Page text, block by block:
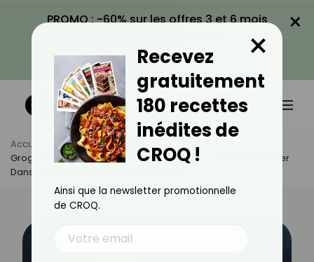
PROMO : -60% sur les offres 3 et 6 mois
VOIR LA PROMO
×
Accueil Actus
Recettes
Grog Au Miel : Pour Profiter De Ses Bienfaits, Il Faut Le Préparer
Dans Le Bon Ordre Selon Un Apiculteur
Recevez
gratuitement
180 recettes
inédites de
CROQ !
×
Ainsi que la newsletter promotionnelle
de CROQ.